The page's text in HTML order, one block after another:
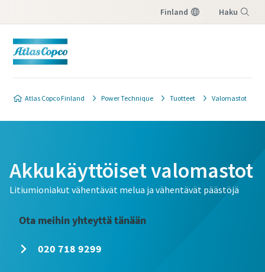
Finland Haku
Atlas Copco Finland Power Technique Tuotteet Valomastot
Akkukäyttöiset valomastot
Litiumioniakut vähentävät melua ja vähentävät päästöjä
Ota meihin yhteyttä tänään
020 718 9299